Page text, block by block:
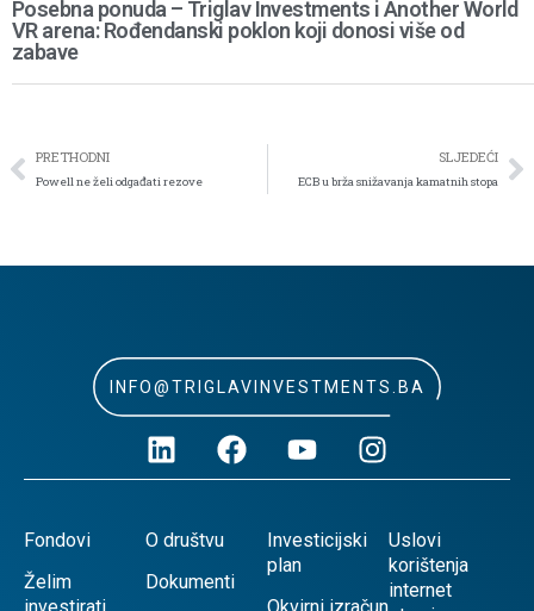
Posebna ponuda – Triglav Investments i Another World
VR arena: Rođendanski poklon koji donosi više od
zabave
PRETHODNI
Powell ne želi odgađati rezove
SLJEDEĆI
ECB u brža snižavanja kamatnih stopa
INFO@TRIGLAVINVESTMENTS.BA
Fondovi
Želim
O društvu
Dokumenti
Investicijski
plan
Uslovi
korištenja
internet